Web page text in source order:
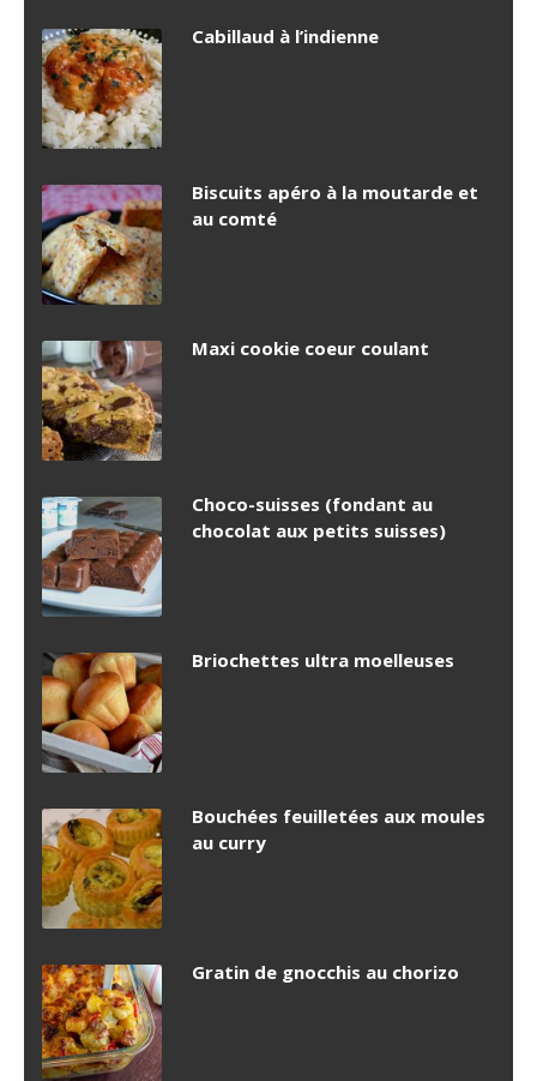
Cabillaud à l’indienne
Biscuits apéro à la moutarde et
au comté
Maxi cookie coeur coulant
Choco-suisses (fondant au
chocolat aux petits suisses)
Briochettes ultra moelleuses
Bouchées feuilletées aux moules
au curry
Gratin de gnocchis au chorizo